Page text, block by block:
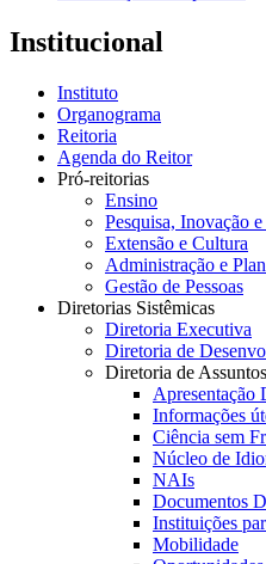
Institucional
Instituto
Organograma
Reitoria
Agenda do Reitor
Pró-reitorias
Ensino
Pesquisa, Inovação
Extensão e Cultura
Administração e
Gestão de Pessoas
Diretorias Sistêmicas
Diretoria Executiva
Diretoria de
Diretoria de
Apresentação
Informações
Ciência sem
Núcleo de
NAIs
Documentos
Instituições
Mobilidade